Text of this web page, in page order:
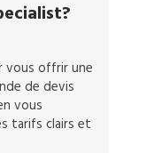
vous offrir une
de devis
vous
tarifs clairs et